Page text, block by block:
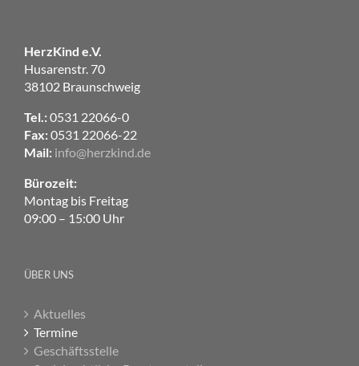
HerzKind e.V.
Husarenstr. 70
38102 Braunschweig
Tel.:0531 22066-0
Fax:0531 22066-22
Mail: info@herzkind.de
Bürozeit:
Montag bis Freitag
09:00 – 15:00 Uhr
ÜBER UNS
Aktuelles
Termine
Geschäftsstelle